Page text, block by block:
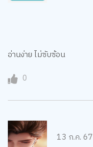
อ่านง่าย ไม่ซับซ้อน
0
13 ก.ค. 67